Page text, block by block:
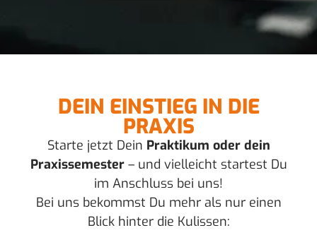
DEIN EINSTIEG IN DIE
PRAXIS
Starte jetzt Dein Praktikum oder dein
Praxissemester– und vielleicht startest Du
im Anschluss bei uns!
Bei uns bekommst Du mehr als nur einen
Blick hinter die Kulissen: